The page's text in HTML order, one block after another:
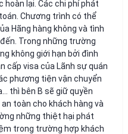
hoàn lại. Các chi phí phát
Chương trình có thể
Hãng hàng không và tình
Trong những trường
không giới hạn bởi đình
cấp visa của Lãnh sự quán
phương tiện vận chuyển
thì bên B sẽ giữ quyền
toàn cho khách hàng và
những thiệt hại phát
trong trường hợp khách